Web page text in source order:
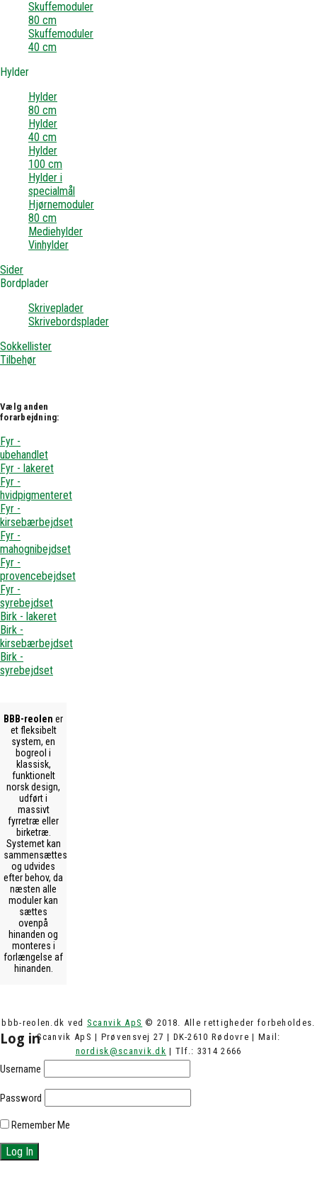
Skuffemoduler
80 cm
Skuffemoduler
40 cm
Hylder
Hylder
80 cm
Hylder
40 cm
Hylder
100 cm
Hylder i
specialmål
Hjørnemoduler
80 cm
Mediehylder
Vinhylder
Sider
Bordplader
Skriveplader
Skrivebordsplader
Sokkellister
Tilbehør
Vælg anden
forarbejdning:
Fyr -
ubehandlet
Fyr - lakeret
Fyr -
hvidpigmenteret
Fyr -
kirsebærbejdset
Fyr -
mahognibejdset
Fyr -
provencebejdset
Fyr -
syrebejdset
Birk - lakeret
Birk -
kirsebærbejdset
Birk -
syrebejdset
BBB-reolen er
et fleksibelt
system, en
bogreol i
klassisk,
funktionelt
norsk design,
udført i
massivt
fyrretræ eller
birketræ.
Systemet kan
sammensættes
og udvides
efter behov, da
næsten alle
moduler kan
sættes
ovenpå
hinanden og
monteres i
forlængelse af
hinanden.
bbb-reolen.dk ved Scanvik ApS © 2018. Alle rettigheder forbeholdes.
Scanvik ApS | Prøvensvej 27 | DK-2610 Rødovre | Mail:
nordisk@scanvik.dk | Tlf.: 3314 2666
Log in
Username
Password
Remember Me